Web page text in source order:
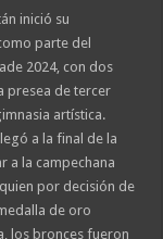
inició su
parte del
2024, con dos
presea de tercer
artística.
a la final de la
a la campechana
por decisión de
de oro
los bronces fueron